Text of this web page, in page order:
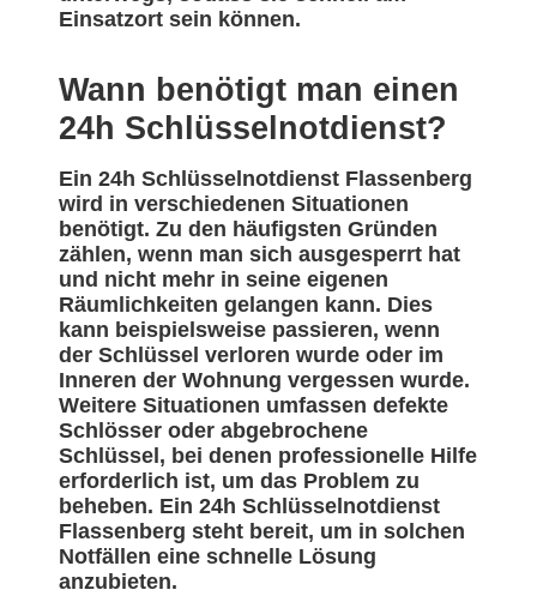
Einsatzort sein können.
Wann benötigt man einen
24h Schlüsselnotdienst?
Ein 24h Schlüsselnotdienst Flassenberg
wird in verschiedenen Situationen
benötigt. Zu den häufigsten Gründen
zählen, wenn man sich ausgesperrt hat
und nicht mehr in seine eigenen
Räumlichkeiten gelangen kann. Dies
kann beispielsweise passieren, wenn
der Schlüssel verloren wurde oder im
Inneren der Wohnung vergessen wurde.
Weitere Situationen umfassen defekte
Schlösser oder abgebrochene
Schlüssel, bei denen professionelle Hilfe
erforderlich ist, um das Problem zu
beheben. Ein 24h Schlüsselnotdienst
Flassenberg steht bereit, um in solchen
Notfällen eine schnelle Lösung
anzubieten.